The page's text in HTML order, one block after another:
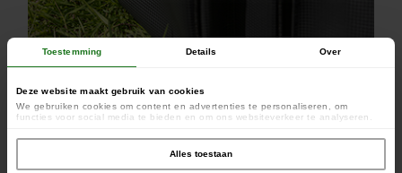
Toestemming Details Over
Deze website maakt gebruik van cookies
We gebruiken cookies om content en advertenties te personaliseren, om
functies voor social media te bieden en om ons websiteverkeer te analyseren.
social media, adverteren en analyse. Deze partners kunnen deze gegevens
combineren met andere informatie die u aan ze heeft verstrekt of die ze hebben
verzameld op basis van uw gebruik van hun services.
Alles toestaan